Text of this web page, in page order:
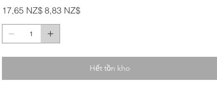
Giá
gốc
17,65 NZ$ Giá
ưu
8,83 NZ$
Hết tồn kho